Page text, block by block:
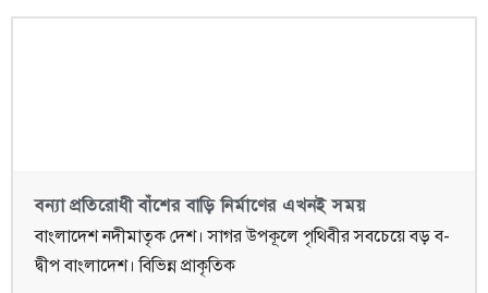
বন্যা প্রতিরোধী বাঁশের বাড়ি নির্মাণের এখনই সময়
বাংলাদেশ নদীমাতৃক দেশ। সাগর উপকূলে পৃথিবীর সবচেয়ে বড় ব-
দ্বীপ বাংলাদেশ। বিভিন্ন প্রাকৃতিক